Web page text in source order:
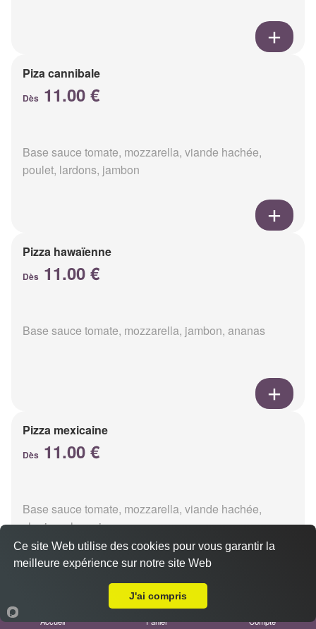
Piza cannibale
Dès 11.00 €
Base sauce tomate, mozzarella, viande hachée,
poulet, lardons, jambon
Pizza hawaïenne
Dès 11.00 €
Base sauce tomate, mozzarella, jambon, ananas
Pizza mexicaine
Dès 11.00 €
Base sauce tomate, mozzarella, viande hachée,
chorizo, champignons
Pizza americaine
Accueil Panier Compte
Ce site Web utilise des cookies pour vous garantir la
meilleure expérience sur notre site Web
J'ai compris